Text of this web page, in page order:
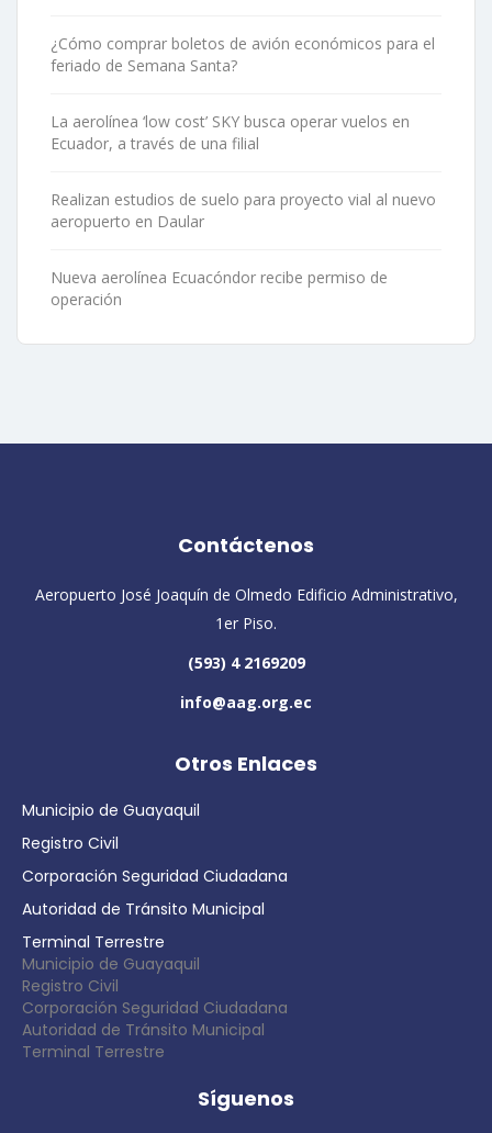
¿Cómo comprar boletos de avión económicos para el
feriado de Semana Santa?
La aerolínea ‘low cost’ SKY busca operar vuelos en
Ecuador, a través de una filial
Realizan estudios de suelo para proyecto vial al nuevo
aeropuerto en Daular
Nueva aerolínea Ecuacóndor recibe permiso de
operación
Contáctenos
Aeropuerto José Joaquín de Olmedo Edificio Administrativo,
1er Piso.
(593) 4 2169209
info@aag.org.ec
Otros Enlaces
Municipio de Guayaquil
Registro Civil
Corporación Seguridad Ciudadana
Autoridad de Tránsito Municipal
Terminal Terrestre
Municipio de Guayaquil
Registro Civil
Corporación Seguridad Ciudadana
Autoridad de Tránsito Municipal
Terminal Terrestre
Síguenos